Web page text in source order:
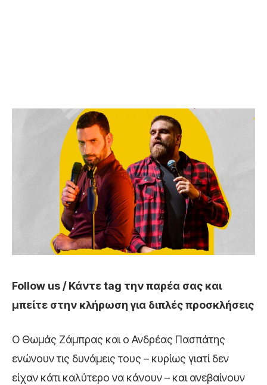
Follow us / Κάντε tag την παρέα σας και
μπείτε στην κλήρωση για διπλές προσκλήσεις
Ο Θωμάς Ζάμπρας και ο Ανδρέας Πασπάτης
ενώνουν τις δυνάμεις τους – κυρίως γιατί δεν
είχαν κάτι καλύτερο να κάνουν – και ανεβαίνουν